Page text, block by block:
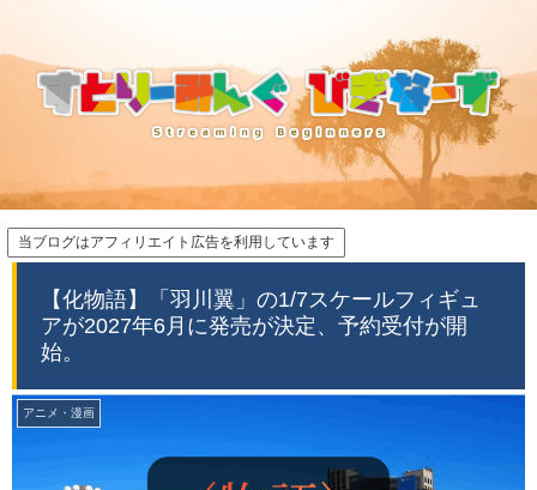
当ブログはアフィリエイト広告を利用しています
【化物語】「羽川翼」の1/7スケールフィギュ
アが2027年6月に発売が決定、予約受付が開
始。
アニメ・漫画